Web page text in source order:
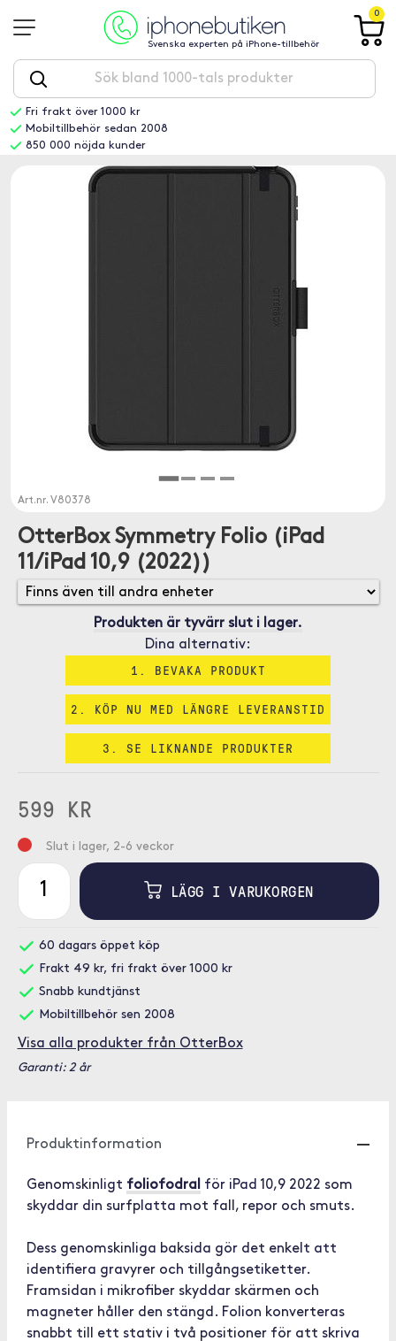
Svenska experten på iPhone-tillbehör
0
Fri frakt över 1000 kr
Mobiltillbehör sedan 2008
850 000 nöjda kunder
Art.nr. V80378
OtterBox Symmetry Folio (iPad
11/iPad 10,9 (2022))
Produkten är tyvärr slut i lager.
Dina alternativ:
1. BEVAKA PRODUKT
2. KÖP NU MED LÄNGRE LEVERANSTID
3. SE LIKNANDE PRODUKTER
599 KR
Slut i lager, 2-6 veckor
LÄGG I VARUKORGEN
60 dagars öppet köp
Frakt 49 kr, fri frakt över 1000 kr
Snabb kundtjänst
Mobiltillbehör sen 2008
Visa alla produkter från OtterBox
Garanti: 2 år
Produktinformation
Genomskinligt foliofodral för iPad 10,9 2022 som
skyddar din surfplatta mot fall, repor och smuts.
Dess genomskinliga baksida gör det enkelt att
identifiera gravyrer och tillgångsetiketter.
Framsidan i mikrofiber skyddar skärmen och
magneter håller den stängd. Folion konverteras
snabbt till ett stativ i två positioner för att skriva